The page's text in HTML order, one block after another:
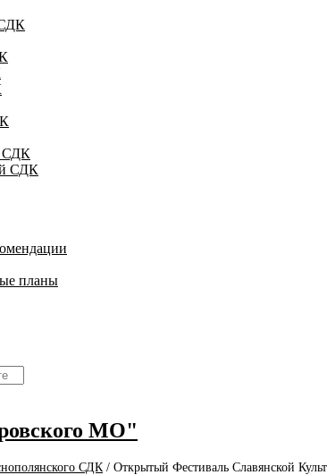
СДК
СДК
планы
МО"
СДК / Открытый Фестиваль Славянской